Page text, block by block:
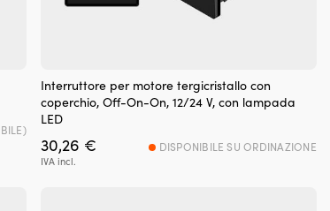
Interruttore per motore tergicristallo con
coperchio, Off-On-On, 12/24 V, con lampada
LED
30,26 €
IVA incl.
DISPONIBILE SU ORDINAZIONE